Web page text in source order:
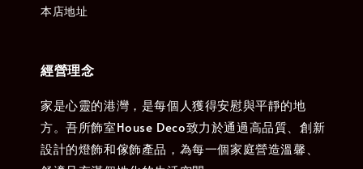
本店地址
經營理念
家是心靈的港灣，是每個人獲得安慰與平靜的地
方。吾所飾室House Deco致力於通過高品質、創新
設計的燈飾和傢飾產品，為每一個家庭營造溫馨、